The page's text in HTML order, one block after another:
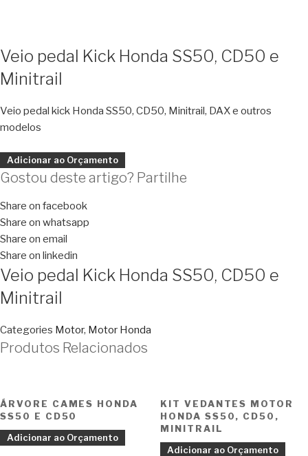
Veio pedal Kick Honda SS50, CD50 e
Minitrail
Veio pedal kick Honda SS50, CD50, Minitrail, DAX e outros
modelos
Adicionar ao Orçamento
Gostou deste artigo? Partilhe
Share on facebook
Share on whatsapp
Share on email
Share on linkedin
Veio pedal Kick Honda SS50, CD50 e
Minitrail
Categories Motor, Motor Honda
Produtos Relacionados
ÁRVORE CAMES HONDA
SS50 E CD50
Adicionar ao Orçamento
KIT VEDANTES MOTOR
HONDA SS50, CD50,
MINITRAIL
Adicionar ao Orçamento